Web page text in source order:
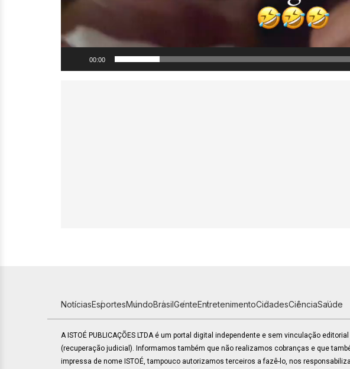
00:00
NotíciasEsportesMundoBrasilGenteEntretenimentoCidadesCiênciaSaúde
A ISTOÉ PUBLICAÇÕES LTDA é um portal digital independente e sem vinculação editorial
(recuperação judicial). Informamos também que não realizamos cobranças e que
impressa de nome ISTOÉ, tampouco autorizamos terceiros a fazê-lo, nos